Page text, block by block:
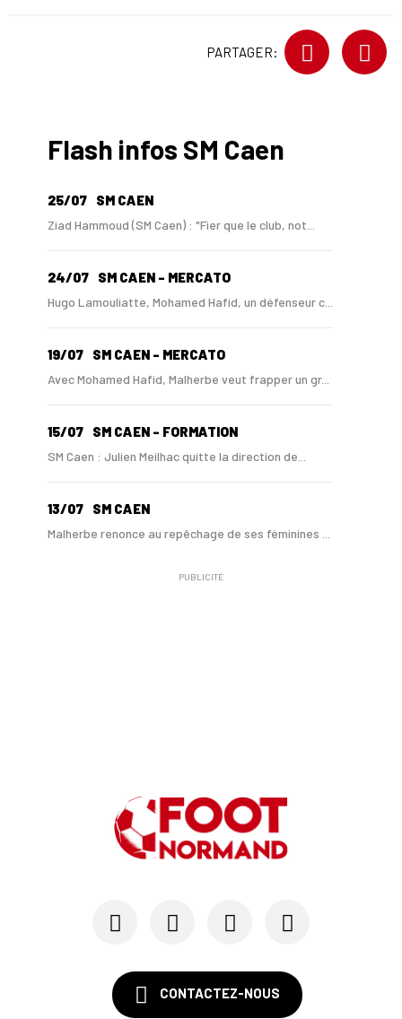
PARTAGER:
Flash infos SM Caen
25/07 SM CAEN
Ziad Hammoud (SM Caen) : "Fier que le club, not...
24/07 SM CAEN - MERCATO
Hugo Lamouliatte, Mohamed Hafid, un défenseur c...
19/07 SM CAEN - MERCATO
Avec Mohamed Hafid, Malherbe veut frapper un gr...
15/07 SM CAEN - FORMATION
SM Caen : Julien Meilhac quitte la direction de...
13/07 SM CAEN
Malherbe renonce au repêchage de ses féminines ...
SM CAEN - MERCATO
Le Rouennais Nassim Titebah sur les tablettes d...
Le Stade Malherbe sur le point de sécuriser une...
PUBLICITÉ
CONTACTEZ-NOUS